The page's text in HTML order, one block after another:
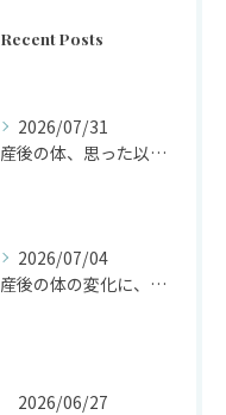
Recent Posts
2026/07/31
産後の体、思った以上に変化していませんか?
2026/07/04
産後の体の変化に、戸惑っていませんか?
2026/06/27